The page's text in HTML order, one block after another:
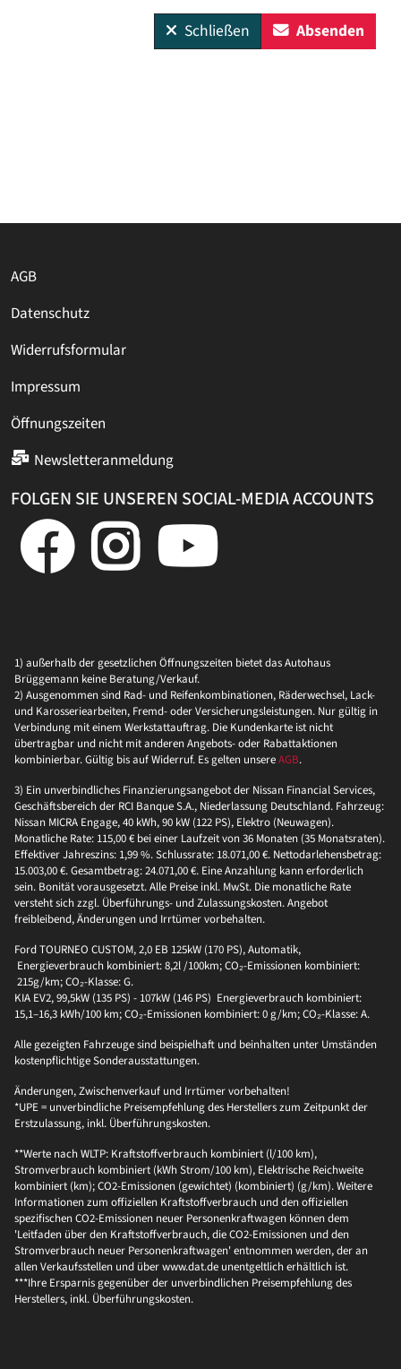
Schließen Absenden
AGB
Datenschutz
Widerrufsformular
Impressum
Öffnungszeiten
Newsletteranmeldung
FOLGEN SIE UNSEREN SOCIAL-MEDIA ACCOUNTS
1) außerhalb der gesetzlichen Öffnungszeiten bietet das Autohaus
Brüggemann keine Beratung/Verkauf.
2) Ausgenommen sind Rad- und Reifenkombinationen, Räderwechsel, Lack-
und Karosseriearbeiten, Fremd- oder Versicherungsleistungen. Nur gültig in
Verbindung mit einem Werkstattauftrag. Die Kundenkarte ist nicht
übertragbar und nicht mit anderen Angebots- oder Rabattaktionen
kombinierbar. Gültig bis auf Widerruf. Es gelten unsereAGB.
3) Ein unverbindliches Finanzierungsangebot der Nissan Financial Services,
Geschäftsbereich der RCI Banque S.A., Niederlassung Deutschland. Fahrzeug:
Nissan MICRA Engage, 40 kWh, 90 kW (122 PS), Elektro (Neuwagen).
Monatliche Rate: 115,00 € bei einer Laufzeit von 36 Monaten (35 Monatsraten).
Effektiver Jahreszins: 1,99 %. Schlussrate: 18.071,00 €. Nettodarlehensbetrag:
15.003,00 €. Gesamtbetrag: 24.071,00 €. Eine Anzahlung kann erforderlich
sein. Bonität vorausgesetzt. Alle Preise inkl. MwSt. Die monatliche Rate
versteht sich zzgl. Überführungs- und Zulassungskosten. Angebot
freibleibend, Änderungen und Irrtümer vorbehalten.
Ford TOURNEO CUSTOM, 2,0 EB 125kW (170 PS), Automatik,
Energieverbrauch kombiniert: 8,2l /100km; CO₂-Emissionen kombiniert:
215g/km; CO₂-Klasse: G.
KIA EV2, 99,5kW (135 PS) - 107kW (146 PS) Energieverbrauch kombiniert:
15,1–16,3 kWh/100 km; CO₂-Emissionen kombiniert: 0 g/km; CO₂-Klasse: A.
Alle gezeigten Fahrzeuge sind beispielhaft und beinhalten unter Umständen
kostenpflichtige Sonderausstattungen.
Änderungen, Zwischenverkauf und Irrtümer vorbehalten!
*UPE = unverbindliche Preisempfehlung des Herstellers zum Zeitpunkt der
Erstzulassung, inkl. Überführungskosten.
**Werte nach WLTP: Kraftstoffverbrauch kombiniert (l/100 km),
Stromverbrauch kombiniert (kWh Strom/100 km), Elektrische Reichweite
kombiniert (km); CO2-Emissionen (gewichtet) (kombiniert) (g/km). Weitere
Informationen zum offiziellen Kraftstoffverbrauch und den offiziellen
spezifischen CO2-Emissionen neuer Personenkraftwagen können dem
'Leitfaden über den Kraftstoffverbrauch, die CO2-Emissionen und den
Stromverbrauch neuer Personenkraftwagen' entnommen werden, der an
allen Verkaufsstellen und über www.dat.de unentgeltlich erhältlich ist.
***Ihre Ersparnis gegenüber der unverbindlichen Preisempfehlung des
Herstellers, inkl. Überführungskosten.